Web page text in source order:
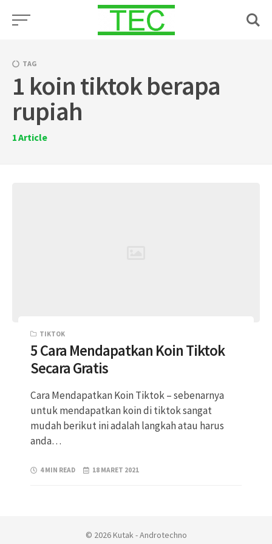
TAG
1 koin tiktok berapa
rupiah
1Article
TIKTOK
5 Cara Mendapatkan Koin Tiktok
Secara Gratis
Cara Mendapatkan Koin Tiktok – sebenarnya
untuk mendapatkan koin di tiktok sangat
mudah berikut ini adalah langkah atau harus
anda…
4 MIN READ 18 MARET 2021
© 2026 Kutak - Androtechno